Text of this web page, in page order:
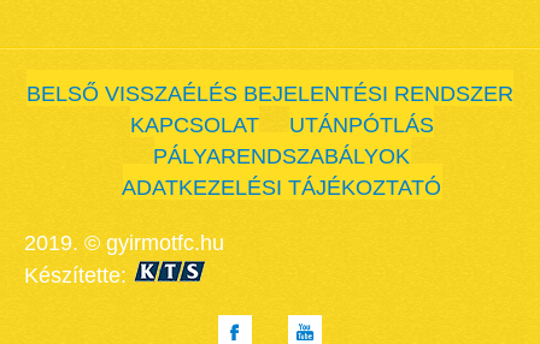
BELSŐ VISSZAÉLÉS BEJELENTÉSI RENDSZER
KAPCSOLAT
UTÁNPÓTLÁS
PÁLYARENDSZABÁLYOK
ADATKEZELÉSI TÁJÉKOZTATÓ
2019. © gyirmotfc.hu
Készítette: